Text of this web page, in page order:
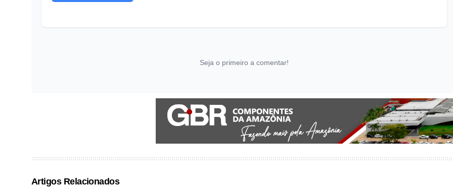
Seja o primeiro a comentar!
Artigos Relacionados